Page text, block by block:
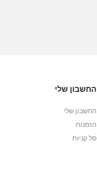
החשבון שלי
החשבון שלי
הזמנות
סל קניות